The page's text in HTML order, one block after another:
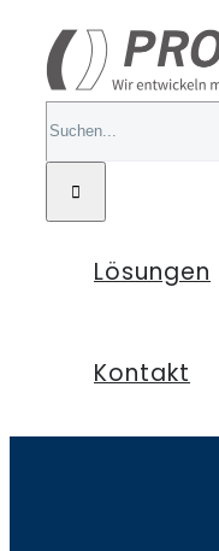
Inhalt
springen
Suche
nach:
Lösungen
Kontakt